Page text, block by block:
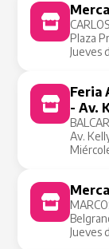
Plaza
Jueves
Feria
- Av.
Av.
Jueves